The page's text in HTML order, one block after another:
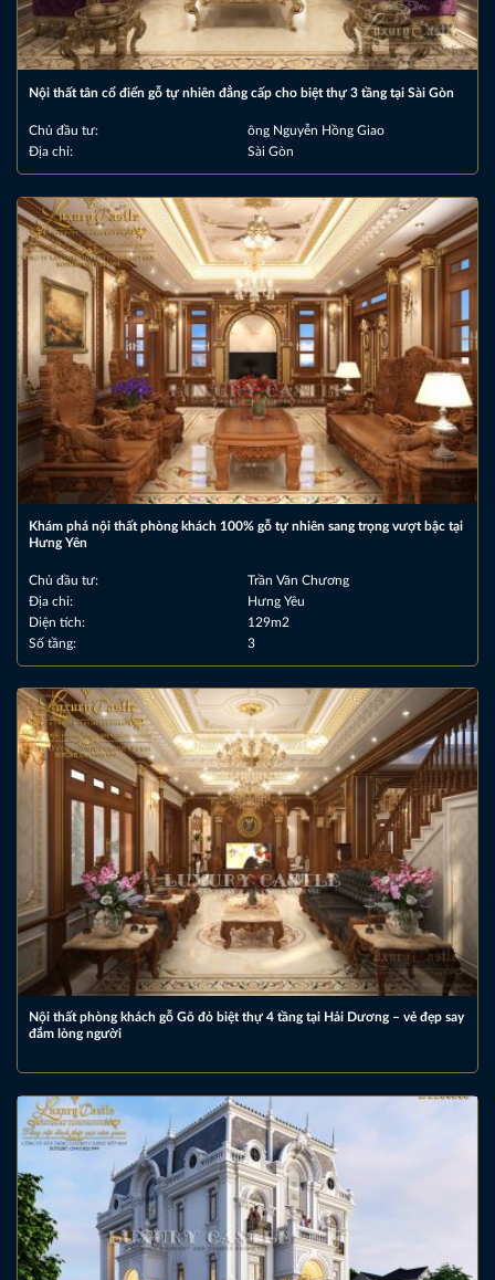
Nội thất tân cổ điển gỗ tự nhiên đẳng cấp cho biệt thự 3 tầng tại Sài Gòn
Chủ đầu tư:
ông Nguyễn Hồng Giao
Địa chỉ:
Sài Gòn
Khám phá nội thất phòng khách 100% gỗ tự nhiên sang trọng vượt bậc tại
Hưng Yên
Chủ đầu tư:
Trần Văn Chương
Địa chỉ:
Hưng Yêu
Diện tích:
129m2
Số tầng:
3
Nội thất phòng khách gỗ Gõ đỏ biệt thự 4 tầng tại Hải Dương – vẻ đẹp say
đắm lòng người